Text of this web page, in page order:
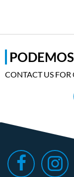
CONTACT US FOR